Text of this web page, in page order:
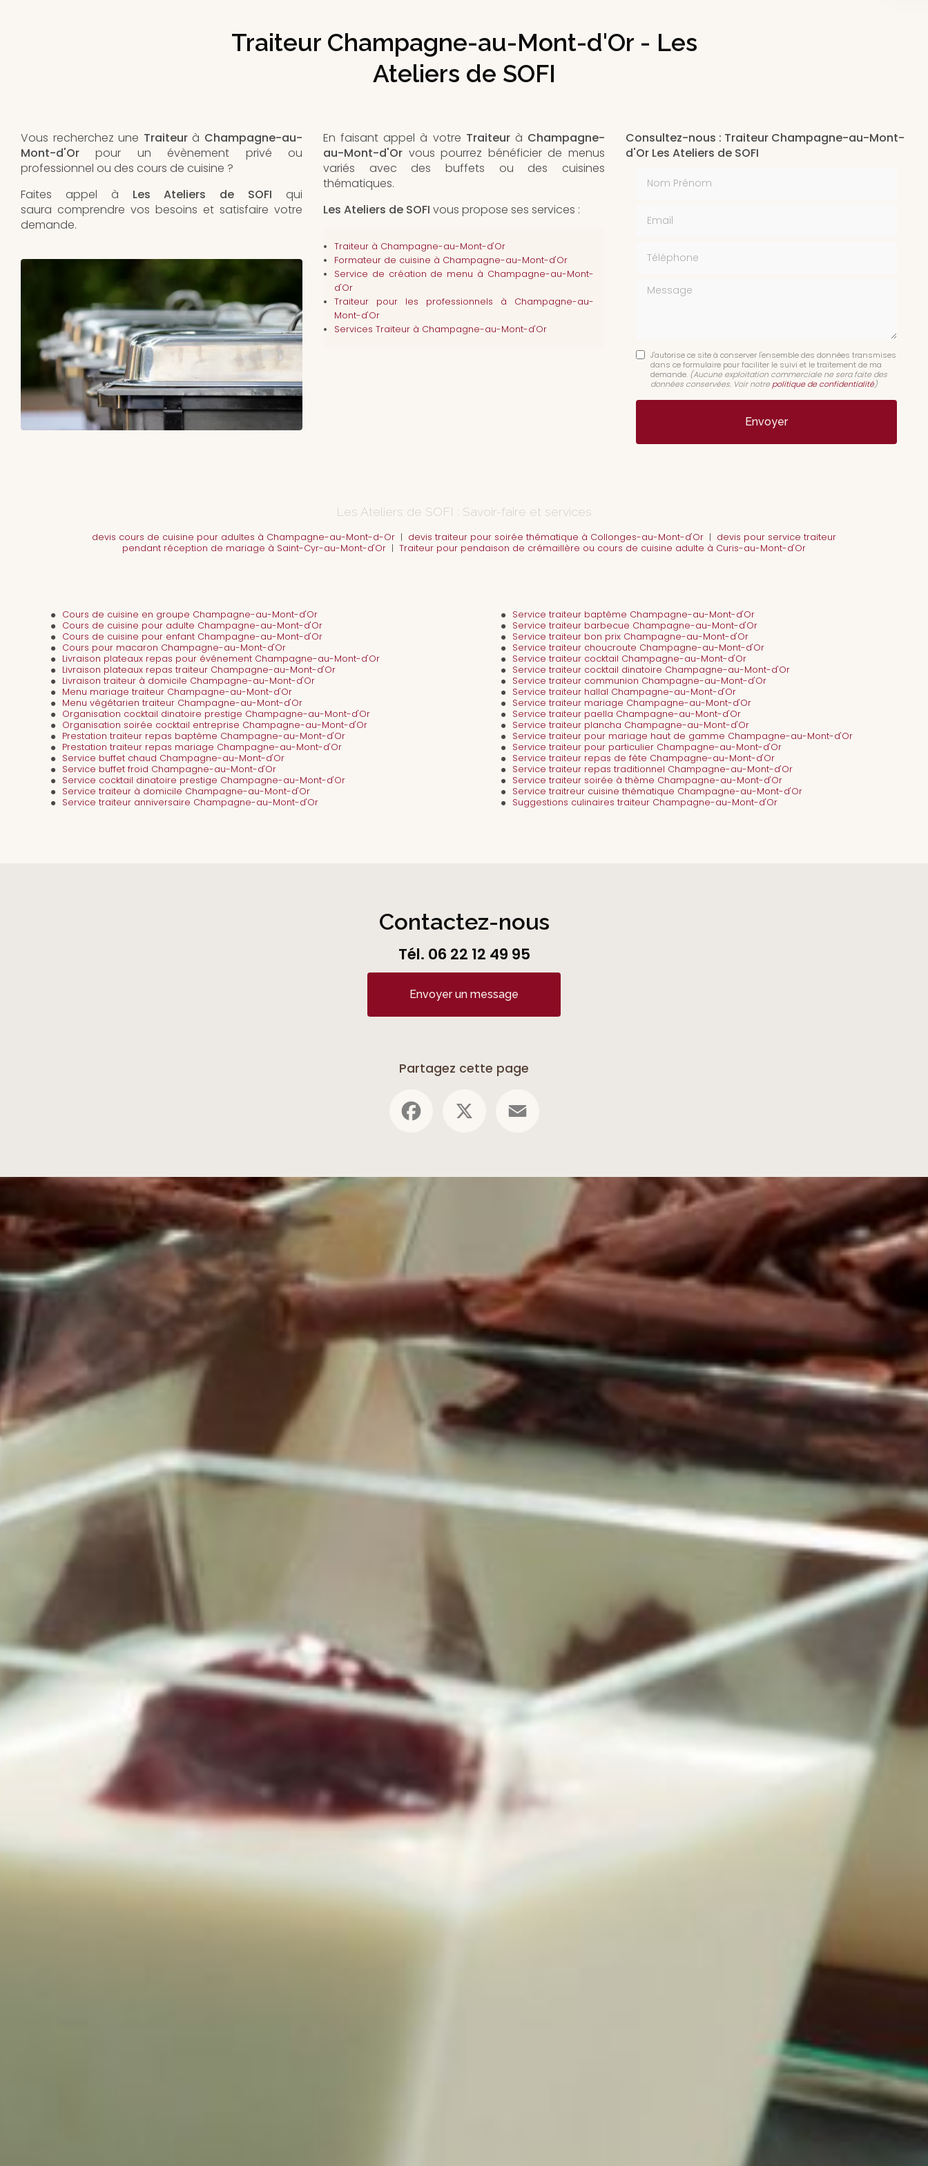
Traiteur Champagne-au-Mont-d'Or - Les
Ateliers de SOFI
Vous recherchez une Traiteurà Champagne-au-
Mont-d'Or pour un évènement privé ou
professionnel ou des cours de cuisine ?
Faites appel à Les Ateliers de SOFI qui
saura comprendre vos besoins et satisfaire votre
demande.
En faisant appel à votre Traiteurà Champagne-
au-Mont-d'Orvous pourrez bénéficier de menus
variés avec des buffets ou des cuisines
thématiques.
Les Ateliers de SOFI vous propose ses services :
Traiteurà Champagne-au-Mont-d'Or
Formateur de cuisine à Champagne-au-Mont-d'Or
Service de création de menu à Champagne-au-Mont-
d'Or
Traiteur pour les professionnels à Champagne-au-
Mont-d'Or
Services Traiteur à Champagne-au-Mont-d'Or
Consultez-nous : Traiteur Champagne-au-Mont-
d'Or Les Ateliers de SOFI
Message
J'autorise ce site à conserver l'ensemble des données transmises
dans ce formulaire pour faciliter le suivi et le traitement de ma
demande. (Aucune exploitation commerciale ne sera faite des
données conservées. Voir notre politique de confidentialité)
Les Ateliers de SOFI : Savoir-faire et services
devis cours de cuisine pour adultes à Champagne-au-Mont-d-Or | devis traiteur pour soirée thématique à Collonges-au-Mont-d'Or | devis pour service traiteur
pendant réception de mariage à Saint-Cyr-au-Mont-d'Or | Traiteur pour pendaison de crémaillère ou cours de cuisine adulte à Curis-au-Mont-d'Or
Cours de cuisine en groupe Champagne-au-Mont-d'Or
Cours de cuisine pour adulte Champagne-au-Mont-d'Or
Cours de cuisine pour enfant Champagne-au-Mont-d'Or
Cours pour macaron Champagne-au-Mont-d'Or
Livraison plateaux repas pour événement Champagne-au-Mont-d'Or
Livraison plateaux repas traiteur Champagne-au-Mont-d'Or
Livraison traiteur à domicile Champagne-au-Mont-d'Or
Menu mariage traiteur Champagne-au-Mont-d'Or
Menu végétarien traiteur Champagne-au-Mont-d'Or
Organisation cocktail dinatoire prestige Champagne-au-Mont-d'Or
Organisation soirée cocktail entreprise Champagne-au-Mont-d'Or
Prestation traiteur repas baptême Champagne-au-Mont-d'Or
Prestation traiteur repas mariage Champagne-au-Mont-d'Or
Service buffet chaud Champagne-au-Mont-d'Or
Service buffet froid Champagne-au-Mont-d'Or
Service cocktail dinatoire prestige Champagne-au-Mont-d'Or
Service traiteur à domicile Champagne-au-Mont-d'Or
Service traiteur anniversaire Champagne-au-Mont-d'Or
Service traiteur baptême Champagne-au-Mont-d'Or
Service traiteur barbecue Champagne-au-Mont-d'Or
Service traiteur bon prix Champagne-au-Mont-d'Or
Service traiteur choucroute Champagne-au-Mont-d'Or
Service traiteur cocktail Champagne-au-Mont-d'Or
Service traiteur cocktail dinatoire Champagne-au-Mont-d'Or
Service traiteur communion Champagne-au-Mont-d'Or
Service traiteur hallal Champagne-au-Mont-d'Or
Service traiteur mariage Champagne-au-Mont-d'Or
Service traiteur paella Champagne-au-Mont-d'Or
Service traiteur plancha Champagne-au-Mont-d'Or
Service traiteur pour mariage haut de gamme Champagne-au-Mont-d'Or
Service traiteur pour particulier Champagne-au-Mont-d'Or
Service traiteur repas de fête Champagne-au-Mont-d'Or
Service traiteur repas traditionnel Champagne-au-Mont-d'Or
Service traiteur soirée à thème Champagne-au-Mont-d'Or
Service traitreur cuisine thématique Champagne-au-Mont-d'Or
Suggestions culinaires traiteur Champagne-au-Mont-d'Or
Contactez-nous
Tél. 06 22 12 49 95
Envoyer un message
Partagez cette page